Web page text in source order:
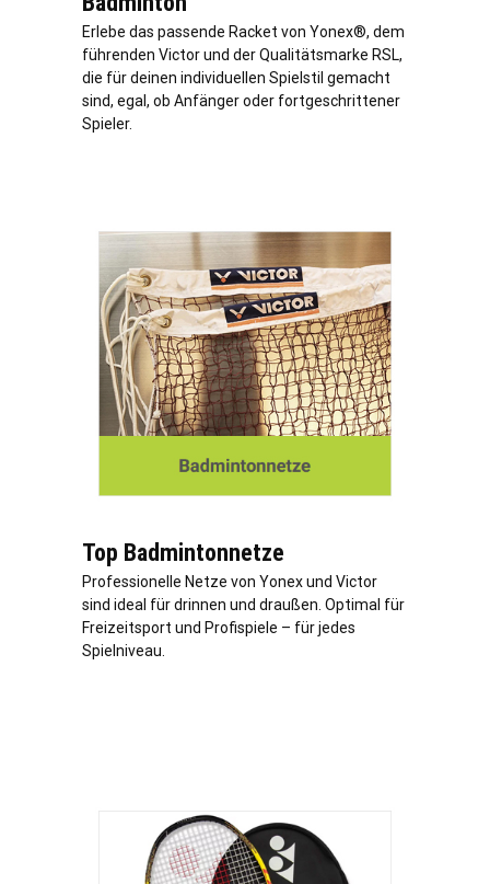
Erlebe das passende Racket von Yonex®, dem
führenden Victor und der Qualitätsmarke RSL,
die für deinen individuellen Spielstil gemacht
sind, egal, ob Anfänger oder fortgeschrittener
Spieler.
Top Badmintonnetze
Professionelle Netze von Yonex und Victor
sind ideal für drinnen und draußen. Optimal für
Freizeitsport und Profispiele – für jedes
Spielniveau.